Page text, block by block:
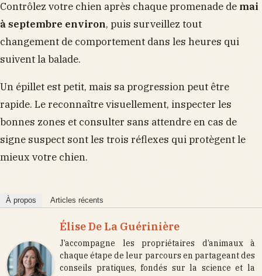
Contrôlez votre chien après chaque promenade de mai
à septembre environ, puis surveillez tout
changement de comportement dans les heures qui
suivent la balade.
Un épillet est petit, mais sa progression peut être
rapide. Le reconnaître visuellement, inspecter les
bonnes zones et consulter sans attendre en cas de
signe suspect sont les trois réflexes qui protègent le
mieux votre chien.
À propos Articles récents
Élise De La Guérinière
J’accompagne les propriétaires d’animaux à
chaque étape de leur parcours en partageant des
conseils pratiques, fondés sur la science et la